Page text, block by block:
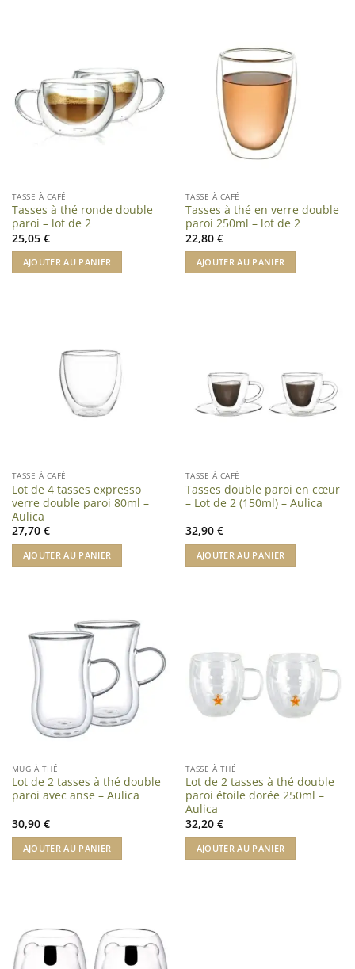
TASSE À CAFÉ
Tasses à thé ronde double
paroi – lot de 2
25,05 €
AJOUTER AU PANIER
TASSE À CAFÉ
Tasses à thé en verre double
paroi 250ml – lot de 2
22,80 €
AJOUTER AU PANIER
TASSE À CAFÉ
Lot de 4 tasses expresso
verre double paroi 80ml –
Aulica
27,70 €
AJOUTER AU PANIER
TASSE À CAFÉ
Tasses double paroi en cœur
– Lot de 2 (150ml) – Aulica
32,90 €
AJOUTER AU PANIER
MUG À THÉ
Lot de 2 tasses à thé double
paroi avec anse – Aulica
30,90 €
AJOUTER AU PANIER
TASSE À THÉ
Lot de 2 tasses à thé double
paroi étoile dorée 250ml –
Aulica
32,20 €
AJOUTER AU PANIER